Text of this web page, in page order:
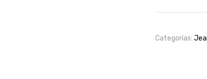
125ml
Categorías: